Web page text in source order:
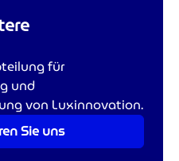
für
und
von Luxinnovation.
Sie uns